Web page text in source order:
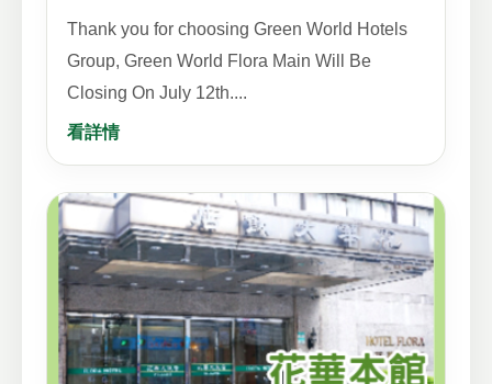
Thank you for choosing Green World Hotels
Group, Green World Flora Main Will Be
Closing On July 12th....
看詳情